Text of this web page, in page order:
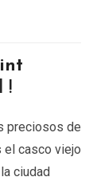
!
preciosos de
el casco viejo
ciudad